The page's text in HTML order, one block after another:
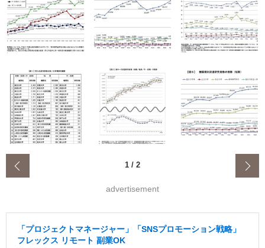
1 / 2
advertisement
「プロジェクトマネージャー」「SNSプロモーション戦略」
フレックス リモート 副業OK